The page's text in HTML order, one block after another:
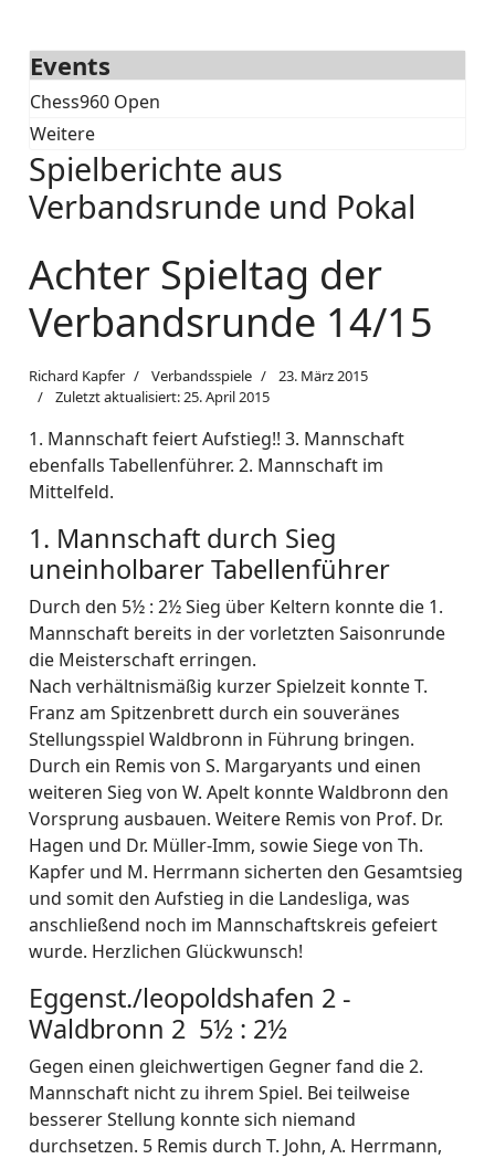
Events
Chess960 Open
Weitere
Spielberichte aus
Verbandsrunde und Pokal
Achter Spieltag der
Verbandsrunde 14/15
Richard Kapfer Verbandsspiele
23. März 2015
Zuletzt aktualisiert: 25. April 2015
1. Mannschaft feiert Aufstieg!! 3. Mannschaft
ebenfalls Tabellenführer. 2. Mannschaft im
Mittelfeld.
1. Mannschaft durch Sieg
uneinholbarer Tabellenführer
Durch den 5½ : 2½ Sieg über Keltern konnte die 1.
Mannschaft bereits in der vorletzten Saisonrunde
die Meisterschaft erringen.
Nach verhältnismäßig kurzer Spielzeit konnte T.
Franz am Spitzenbrett durch ein souveränes
Stellungsspiel Waldbronn in Führung bringen.
Durch ein Remis von S. Margaryants und einen
weiteren Sieg von W. Apelt konnte Waldbronn den
Vorsprung ausbauen. Weitere Remis von Prof. Dr.
Hagen und Dr. Müller-Imm, sowie Siege von Th.
Kapfer und M. Herrmann sicherten den Gesamtsieg
und somit den Aufstieg in die Landesliga, was
anschließend noch im Mannschaftskreis gefeiert
wurde. Herzlichen Glückwunsch!
Eggenst./leopoldshafen 2 -
Waldbronn 2 5½ : 2½
Gegen einen gleichwertigen Gegner fand die 2.
Mannschaft nicht zu ihrem Spiel. Bei teilweise
besserer Stellung konnte sich niemand
durchsetzen. 5 Remis durch T. John, A. Herrmann,